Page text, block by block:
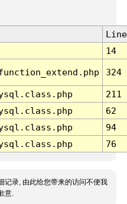
Line
14
324
211
62
94
76
记录, 由此给您带来的访问不便我
意.